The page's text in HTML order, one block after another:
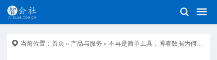
当前位置： 首页 » 产品与服务 » 不再是简单工具，博睿数据为何要重塑IT指标体系？